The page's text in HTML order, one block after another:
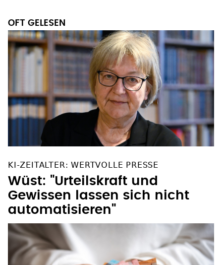
OFT GELESEN
KI-ZEITALTER: WERTVOLLE PRESSE
Wüst: "Urteilskraft und
Gewissen lassen sich nicht
automatisieren"